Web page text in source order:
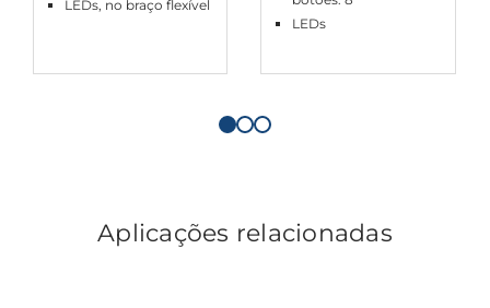
LEDs, no braço flexível
LEDs
Aplicações relacionadas